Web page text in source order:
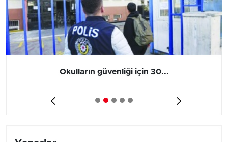
Okulların güvenliği için 30...